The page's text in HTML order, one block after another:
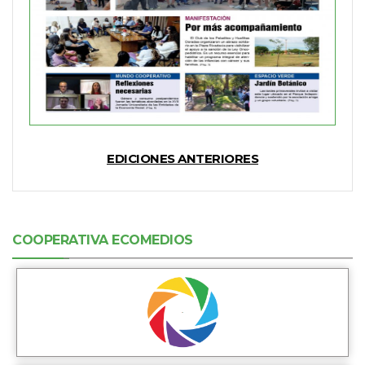
EDICIONES ANTERIORES
COOPERATIVA ECOMEDIOS